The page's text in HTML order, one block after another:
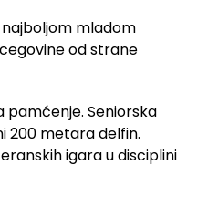
pamćenje. Seniorska
200 metara delfin.
igara u disciplini